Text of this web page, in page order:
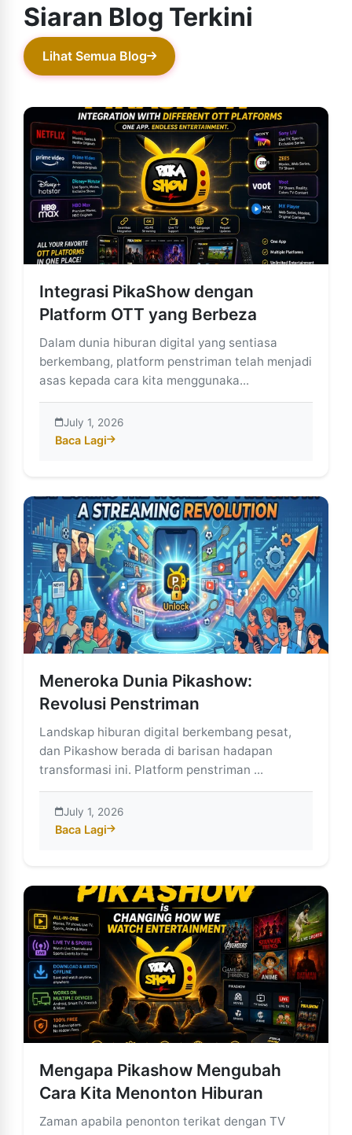
Siaran Blog Terkini
Lihat Semua Blog
Integrasi PikaShow dengan
Platform OTT yang Berbeza
Dalam dunia hiburan digital yang sentiasa
berkembang, platform penstriman telah menjadi
asas kepada cara kita menggunaka...
July 1, 2026
Baca Lagi
about Integrasi PikaShow dengan Platform OTT yang
Meneroka Dunia Pikashow:
Revolusi Penstriman
Landskap hiburan digital berkembang pesat,
dan Pikashow berada di barisan hadapan
transformasi ini. Platform penstriman ...
July 1, 2026
Baca Lagi
about Meneroka Dunia Pikashow: Revolusi
Mengapa Pikashow Mengubah
Cara Kita Menonton Hiburan
Zaman apabila penonton terikat dengan TV